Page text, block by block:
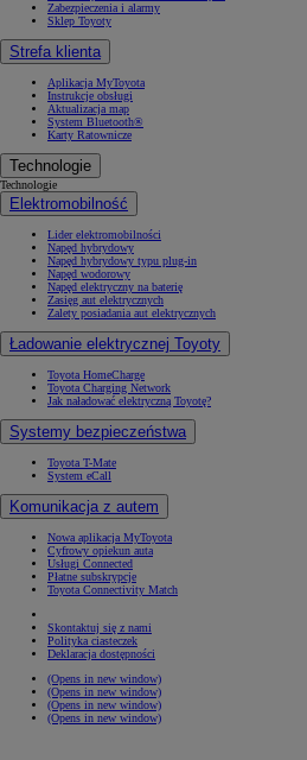
Od81 900 zł
Yaris Cross
HYBRID
Zabezpieczenia i alarmy
Sklep Toyoty
Strefa klienta
Aplikacja MyToyota
Instrukcje obsługi
Aktualizacja map
System Bluetooth®
Karty Ratownicze
Technologie
Technologie
Elektromobilność
Lider elektromobilności
Napęd hybrydowy
Napęd hybrydowy typu plug-in
Napęd wodorowy
Napęd elektryczny na baterię
Zasięg aut elektrycznych
Zalety posiadania aut elektrycznych
Ładowanie elektrycznej Toyoty
Toyota HomeCharge
Toyota Charging Network
Jak naładować elektryczną Toyotę?
Systemy bezpieczeństwa
Toyota T-Mate
System eCall
Komunikacja z autem
Nowa aplikacja MyToyota
Cyfrowy opiekun auta
Usługi Connected
Płatne subskrypcje
Toyota Connectivity Match
Skontaktuj się z nami
Polityka ciasteczek
Deklaracja dostępności
(Opens in new window)
(Opens in new window)
(Opens in new window)
(Opens in new window)